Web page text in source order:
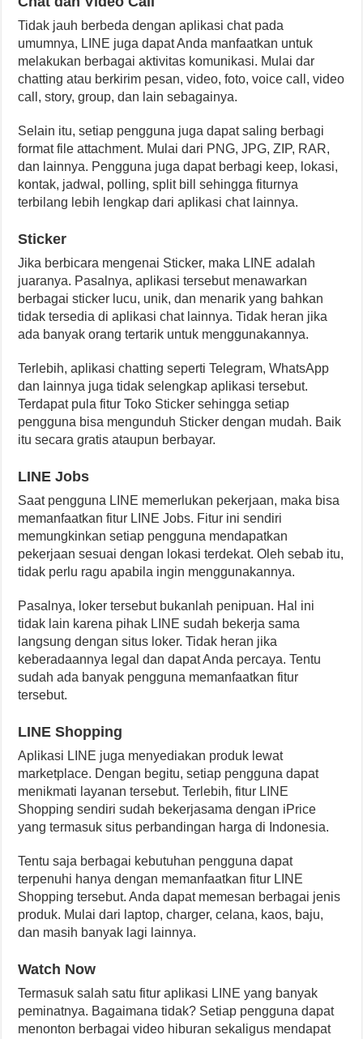
Tidak jauh berbeda dengan aplikasi chat pada
umumnya, LINE juga dapat Anda manfaatkan untuk
melakukan berbagai aktivitas komunikasi. Mulai dar
chatting atau berkirim pesan, video, foto, voice call, video
call, story, group, dan lain sebagainya.
Selain itu, setiap pengguna juga dapat saling berbagi
format file attachment. Mulai dari PNG, JPG, ZIP, RAR,
dan lainnya. Pengguna juga dapat berbagi keep, lokasi,
kontak, jadwal, polling, split bill sehingga fiturnya
terbilang lebih lengkap dari aplikasi chat lainnya.
Sticker
Jika berbicara mengenai Sticker, maka LINE adalah
juaranya. Pasalnya, aplikasi tersebut menawarkan
berbagai sticker lucu, unik, dan menarik yang bahkan
tidak tersedia di aplikasi chat lainnya. Tidak heran jika
ada banyak orang tertarik untuk menggunakannya.
Terlebih, aplikasi chatting seperti Telegram, WhatsApp
dan lainnya juga tidak selengkap aplikasi tersebut.
Terdapat pula fitur Toko Sticker sehingga setiap
pengguna bisa mengunduh Sticker dengan mudah. Baik
itu secara gratis ataupun berbayar.
LINE Jobs
Saat pengguna LINE memerlukan pekerjaan, maka bisa
memanfaatkan fitur LINE Jobs. Fitur ini sendiri
memungkinkan setiap pengguna mendapatkan
pekerjaan sesuai dengan lokasi terdekat. Oleh sebab itu,
tidak perlu ragu apabila ingin menggunakannya.
Pasalnya, loker tersebut bukanlah penipuan. Hal ini
tidak lain karena pihak LINE sudah bekerja sama
langsung dengan situs loker. Tidak heran jika
keberadaannya legal dan dapat Anda percaya. Tentu
sudah ada banyak pengguna memanfaatkan fitur
tersebut.
LINE Shopping
Aplikasi LINE juga menyediakan produk lewat
marketplace. Dengan begitu, setiap pengguna dapat
menikmati layanan tersebut. Terlebih, fitur LINE
Shopping sendiri sudah bekerjasama dengan iPrice
yang termasuk situs perbandingan harga di Indonesia.
Tentu saja berbagai kebutuhan pengguna dapat
terpenuhi hanya dengan memanfaatkan fitur LINE
Shopping tersebut. Anda dapat memesan berbagai jenis
produk. Mulai dari laptop, charger, celana, kaos, baju,
dan masih banyak lagi lainnya.
Watch Now
Termasuk salah satu fitur aplikasi LINE yang banyak
peminatnya. Bagaimana tidak? Setiap pengguna dapat
menonton berbagai video hiburan sekaligus mendapat